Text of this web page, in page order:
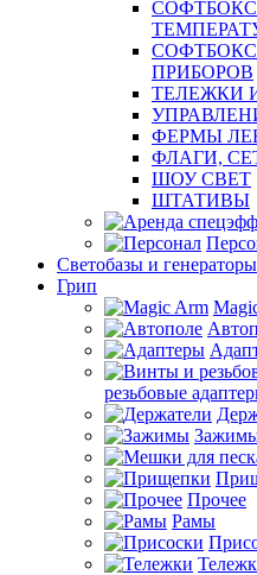
ПРИБОРОВ
ТЕЛЕЖКИ
ФЕРМЫ
ФЛАГИ,
ШОУ СВЕТ
ШТАТИВЫ
Светобазы и генераторы
Грип
резьбовые
Прочее
Рамы